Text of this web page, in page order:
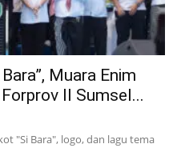
Muara Enim
II Sumsel...
"Si Bara", logo, dan lagu tema